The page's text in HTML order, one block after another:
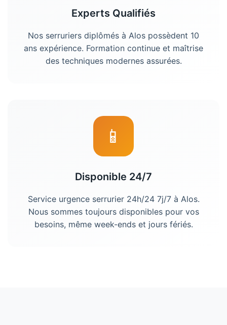
Experts Qualifiés
Nos serruriers diplômés à Alos possèdent 10
ans expérience. Formation continue et maîtrise
des techniques modernes assurées.
📱
Disponible 24/7
Service urgence serrurier 24h/24 7j/7 à Alos.
Nous sommes toujours disponibles pour vos
besoins, même week-ends et jours fériés.